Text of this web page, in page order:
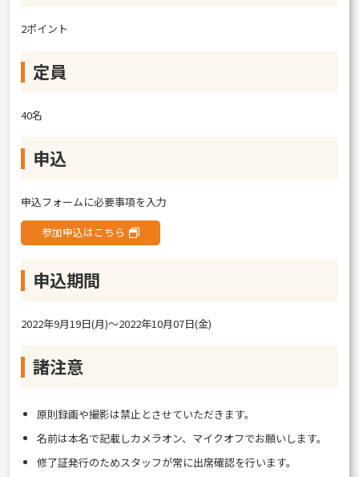
2ポイント
定員
40名
申込
申込フォームに必要事項を入力
参加申込はこちら
申込期間
2022年9月19日(月)〜2022年10月07日(金)
諸注意
原則録画や撮影は禁止とさせていただきます。
名前は本名で記載しカメラオン、マイクオフでお願いします。
修了証発行のためスタッフが常に出席確認を行います。